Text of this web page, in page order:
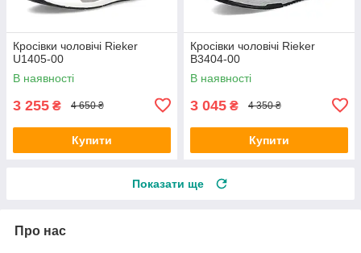
Кросівки чоловічі Rieker
U1405-00
В наявності
3 255 ₴ 4 650 ₴
Купити
Кросівки чоловічі Rieker
B3404-00
В наявності
3 045 ₴ 4 350 ₴
Купити
Показати ще
Про нас